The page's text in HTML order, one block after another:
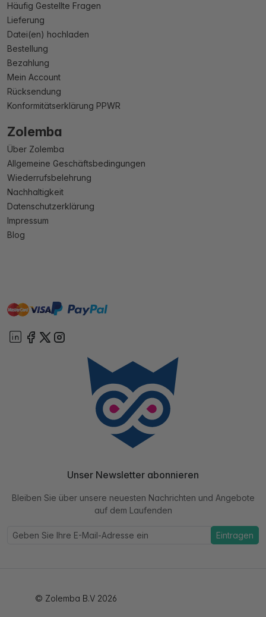
Häufig Gestellte Fragen
Lieferung
Datei(en) hochladen
Bestellung
Bezahlung
Mein Account
Rücksendung
Konformitätserklärung PPWR
Zolemba
Über Zolemba
Allgemeine Geschäftsbedingungen
Wiederrufsbelehrung
Nachhaltigkeit
Datenschutzerklärung
Impressum
Blog
mastervisa paypal
Unser Newsletter abonnieren
Bleiben Sie über unsere neuesten Nachrichten und Angebote
auf dem Laufenden
Eintragen
© Zolemba B.V 2026